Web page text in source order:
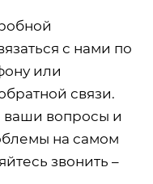
с нами по
или
связи.
ваши вопросы и
на самом
звонить –